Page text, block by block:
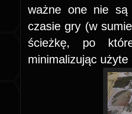
ważne one nie są
czasie gry (w
ścieżkę, po
minimalizując użyte